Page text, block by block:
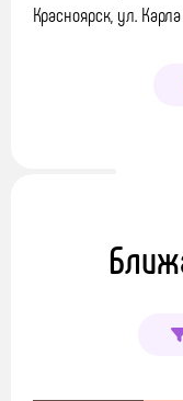
Красноярск, ул.